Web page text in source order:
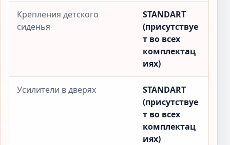
Крепления детского
сиденья
STANDART
(присутствуе
т во всех
комплектац
иях)
Усилители в дверях
STANDART
(присутствуе
т во всех
комплектац
иях)